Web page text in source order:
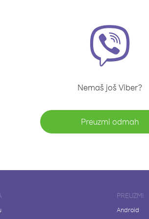
Nemaš još Viber?
Preuzmi odmah
PREUZMI
Android